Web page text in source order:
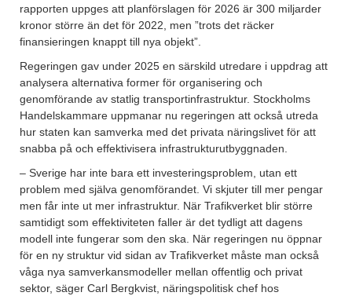
rapporten uppges att planförslagen för 2026 är 300 miljarder
kronor större än det för 2022, men ”trots det räcker
finansieringen knappt till nya objekt”.
Regeringen gav under 2025 en särskild utredare i uppdrag att
analysera alternativa former för organisering och
genomförande av statlig transportinfrastruktur. Stockholms
Handelskammare uppmanar nu regeringen att också utreda
hur staten kan samverka med det privata näringslivet för att
snabba på och effektivisera infrastrukturutbyggnaden.
– Sverige har inte bara ett investeringsproblem, utan ett
problem med själva genomförandet. Vi skjuter till mer pengar
men får inte ut mer infrastruktur. När Trafikverket blir större
samtidigt som effektiviteten faller är det tydligt att dagens
modell inte fungerar som den ska. När regeringen nu öppnar
för en ny struktur vid sidan av Trafikverket måste man också
våga nya samverkansmodeller mellan offentlig och privat
sektor, säger Carl Bergkvist, näringspolitisk chef hos